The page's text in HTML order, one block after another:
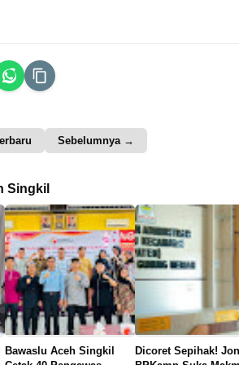
Sebelumnya →
Singkil
Kuta Batu Desak